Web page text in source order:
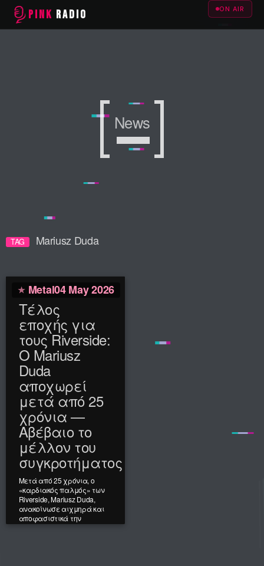
PINK RADIO ON AIR
News
News
News
TAG Mariusz Duda
Metal04 May 2026
Τέλος
εποχής για
τους Riverside:
Ο Mariusz
Duda
αποχωρεί
μετά από 25
χρόνια —
Αβέβαιο το
μέλλον του
συγκροτήματος
Μετά από 25 χρόνια, ο
«καρδιακός παλμός» των
Riverside, Mariusz Duda,
ανακοίνωσε αιχμηρά και
αποφασιστικά την
αποχώρησή του, μιλώντας